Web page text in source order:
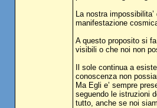
La nostra
manifestazione
A questo proposito si
visibili o che noi non
Il sole continua a
conoscenza non
Ma Egli e’ sempre
seguendo le istruzioni
tutto, anche se noi